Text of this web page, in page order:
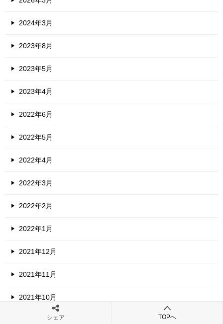
2024年3月
2023年8月
2023年5月
2023年4月
2022年6月
2022年5月
2022年4月
2022年3月
2022年2月
2022年1月
2021年12月
2021年11月
2021年10月
2021年9月シェア TOPへ